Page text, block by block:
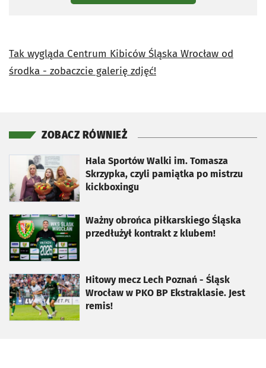
Tak wygląda Centrum Kibiców Śląska Wrocław od
środka - zobaczcie galerię zdjęć!
ZOBACZ RÓWNIEŻ
Hala Sportów Walki im. Tomasza
Skrzypka, czyli pamiątka po mistrzu
kickboxingu
otworzy się w nowej karcie
Ważny obrońca piłkarskiego Śląska
przedłużył kontrakt z klubem!
otworzy się w nowej karcie
Hitowy mecz Lech Poznań - Śląsk
Wrocław w PKO BP Ekstraklasie. Jest
remis!
otworzy się w nowej karcie